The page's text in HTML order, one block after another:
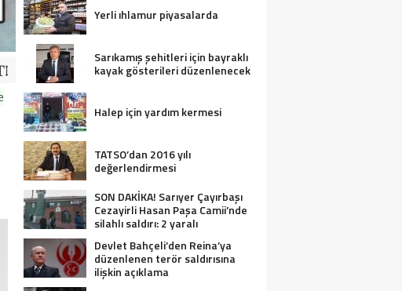
Yerli ıhlamur piyasalarda
Sarıkamış şehitleri için bayraklı
kayak gösterileri düzenlenecek
Halep için yardım kermesi
TATSO’dan 2016 yılı
değerlendirmesi
SON DAKİKA! Sarıyer Çayırbaşı
Cezayirli Hasan Paşa Camii’nde
silahlı saldırı: 2 yaralı
Devlet Bahçeli’den Reina’ya
düzenlenen terör saldırısına
ilişkin açıklama